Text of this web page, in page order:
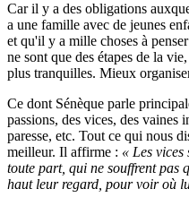
Car il y a des obligations
a une famille avec de jeunes
et qu'il y a mille choses à
ne sont que des étapes de la
plus tranquilles. Mieux
Ce dont Sénèque parle
passions, des vices, des vaines
paresse, etc. Tout ce qui nous
meilleur. Il affirme : « Les vices
toute part, qui ne souffrent pas
haut leur regard, pour voir où